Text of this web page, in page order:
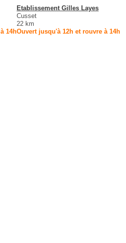
14h
Etablissement Gilles Layes
Cusset
22 km
Ouvert jusqu'à 12h et rouvre à 14h